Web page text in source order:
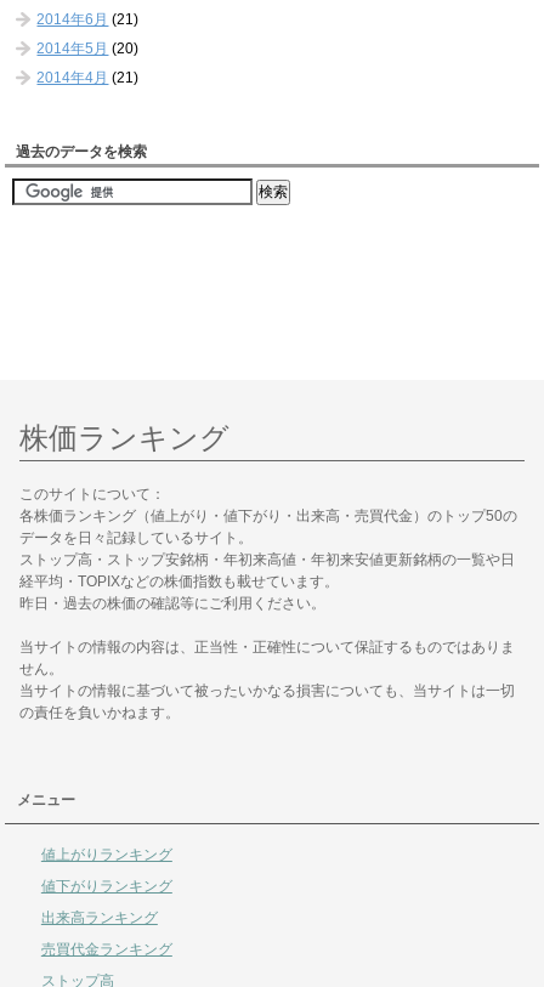
2014年6月 (21)
2014年5月 (20)
2014年4月 (21)
過去のデータを検索
株価ランキング
このサイトについて：
各株価ランキング（値上がり・値下がり・出来高・売買代金）のトップ50の
データを日々記録しているサイト。
ストップ高・ストップ安銘柄・年初来高値・年初来安値更新銘柄の一覧や日
経平均・TOPIXなどの株価指数も載せています。
昨日・過去の株価の確認等にご利用ください。
当サイトの情報の内容は、正当性・正確性について保証するものではありま
せん。
当サイトの情報に基づいて被ったいかなる損害についても、当サイトは一切
の責任を負いかねます。
メニュー
値上がりランキング
値下がりランキング
出来高ランキング
売買代金ランキング
ストップ高